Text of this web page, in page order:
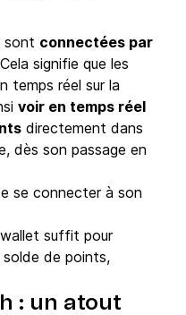
sont connectées par
Cela signifie que les
temps réel sur la
voir en temps réel
directement dans
dès son passage en
se connecter à son
suffit pour
de points,
: un atout